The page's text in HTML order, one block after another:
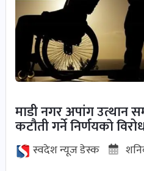
माडी नगर अपांग उत्थान
कटौती गर्ने निर्णयकाे
स्वदेश न्यूज डेस्क